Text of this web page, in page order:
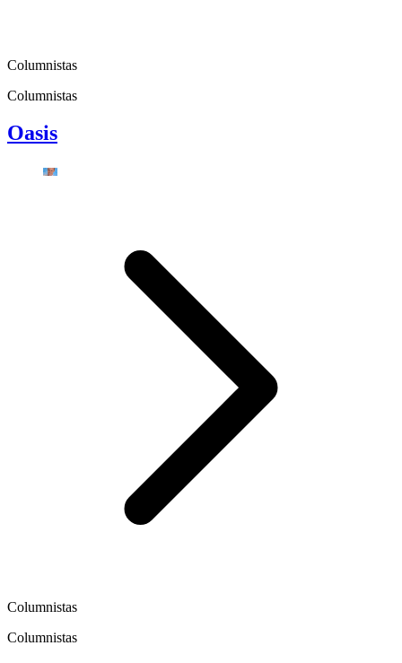
Columnistas
Columnistas
Oasis
Columnistas
Columnistas